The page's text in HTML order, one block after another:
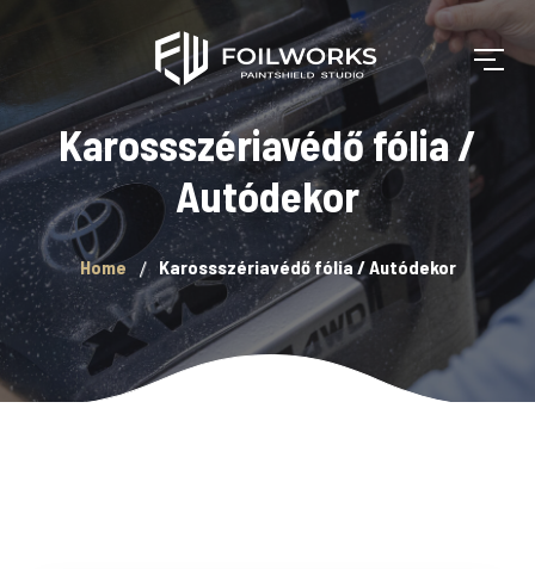
Karossszériavédő fólia /
Autódekor
Home Karossszériavédő fólia / Autódekor